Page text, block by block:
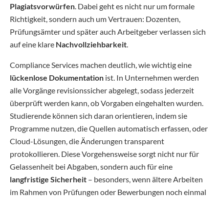
Plagiatsvorwürfen. Dabei geht es nicht nur um formale
Richtigkeit, sondern auch um Vertrauen: Dozenten,
Prüfungsämter und später auch Arbeitgeber verlassen sich
auf eine klare Nachvollziehbarkeit.
Compliance Services machen deutlich, wie wichtig eine
lückenlose Dokumentation ist. In Unternehmen werden
alle Vorgänge revisionssicher abgelegt, sodass jederzeit
überprüft werden kann, ob Vorgaben eingehalten wurden.
Studierende können sich daran orientieren, indem sie
Programme nutzen, die Quellen automatisch erfassen, oder
Cloud-Lösungen, die Änderungen transparent
protokollieren. Diese Vorgehensweise sorgt nicht nur für
Gelassenheit bei Abgaben, sondern auch für eine
langfristige Sicherheit – besonders, wenn ältere Arbeiten
im Rahmen von Prüfungen oder Bewerbungen noch einmal